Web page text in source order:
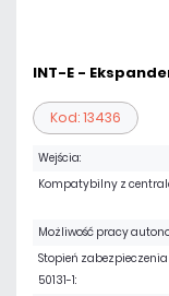
INT-E -
Kod: 13436
Wejścia:
Kompatybilny z
Możliwość pracy
Stopień zabezpieczenia
50131-1: